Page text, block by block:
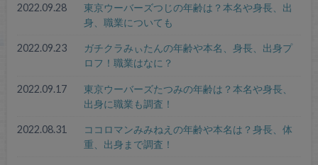
2022.09.28
東京ウーバーズつじの年齢は？本名や身長、出
身、職業についても
2022.09.23
ガチクラみぃたんの年齢や本名、身長、出身プ
ロフ！職業はなに？
2022.09.17
東京ウーバーズたつみの年齢は？本名や身長、
出身に職業も調査！
2022.08.31
ココロマンみみねえの年齢や本名は？身長、体
重、出身まで調査！